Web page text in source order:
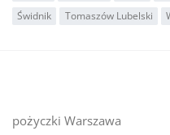
Świdnik
Tomaszów Lubelski
pożyczki Warszawa